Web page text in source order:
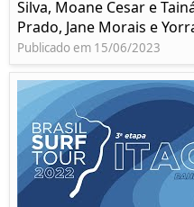
Silva, Moane Cesar e
Prado, Jane Morais e
Publicado em 15/06/2023